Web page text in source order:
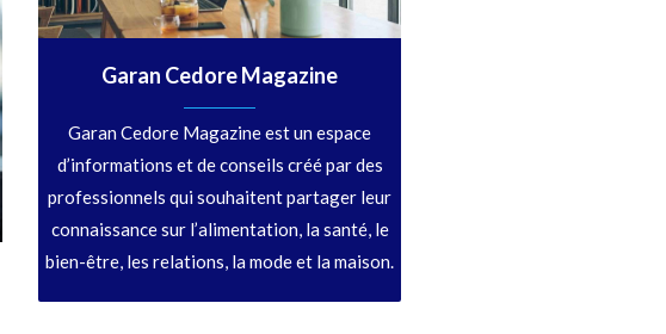
Garan Cedore Magazine
Garan Cedore Magazine est un espace
d’informations et de conseils créé par des
professionnels qui souhaitent partager leur
connaissance sur l’alimentation, la santé, le
bien-être, les relations, la mode et la maison.